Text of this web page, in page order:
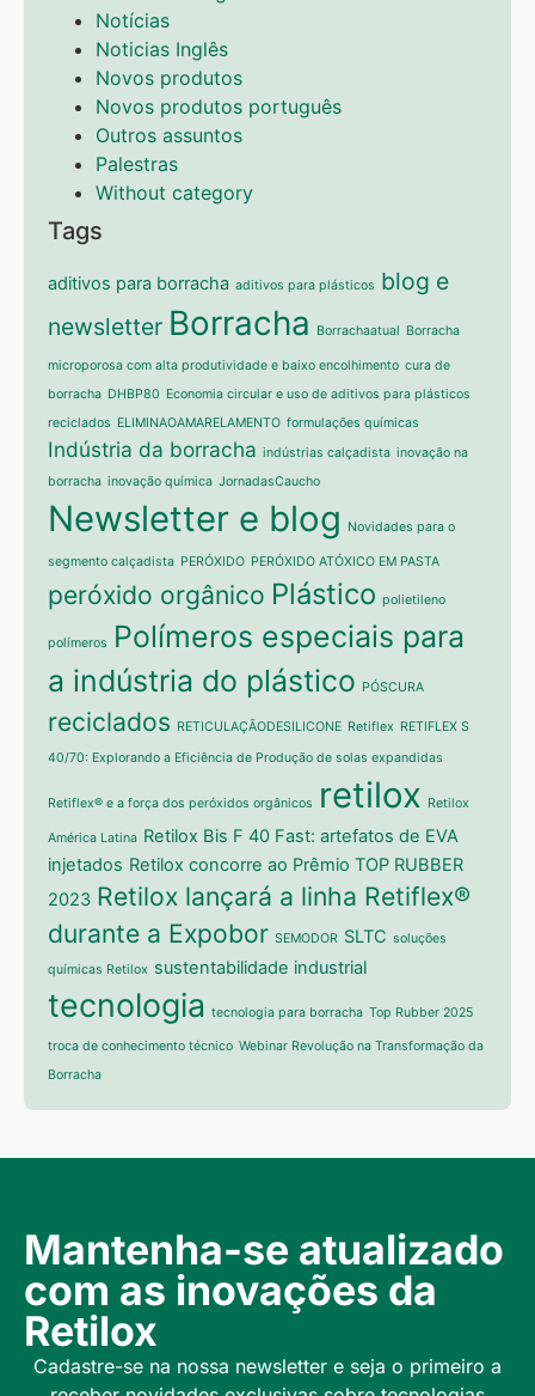
Notícias
Noticias Inglês
Novos produtos
Novos produtos português
Outros assuntos
Palestras
Without category
Tags
aditivos para borracha aditivos para plásticos blog e
newsletter Borracha Borrachaatual Borracha
microporosa com alta produtividade e baixo encolhimento cura de
borracha DHBP80 Economia circular e uso de aditivos para plásticos
reciclados ELIMINAOAMARELAMENTO formulações químicas
Indústria da borracha indústrias calçadista inovação na
borracha inovação química JornadasCaucho
Newsletter e blog Novidades para o
segmento calçadista PERÓXIDO PERÓXIDO ATÓXICO EM PASTA
peróxido orgânico Plástico polietileno
polímeros
Polímeros especiais para
a indústria do plástico PÓSCURA
reciclados RETICULAÇÃODESILICONE Retiflex RETIFLEX S
40/70: Explorando a Eficiência de Produção de solas expandidas
Retiflex® e a força dos peróxidos orgânicos retilox Retilox
América Latina Retilox Bis F 40 Fast: artefatos de EVA
injetados Retilox concorre ao Prêmio TOP RUBBER
2023 Retilox lançará a linha Retiflex®
durante a Expobor SEMODOR SLTC soluções
químicas Retilox sustentabilidade industrial
tecnologia tecnologia para borracha Top Rubber 2025
troca de conhecimento técnico Webinar Revolução na Transformação da
Borracha
Mantenha-se atualizado
com as inovações da
Retilox
Cadastre-se na nossa newsletter e seja o primeiro a